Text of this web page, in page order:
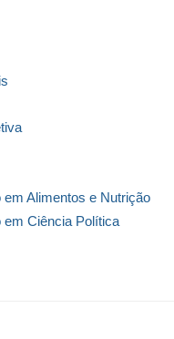
Alimentos e Nutrição
em Ciência Política